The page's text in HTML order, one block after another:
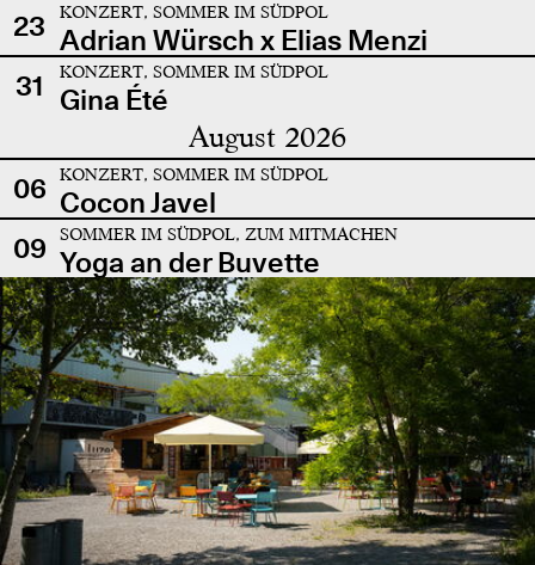
23
KONZERT, SOMMER IM SÜDPOL
Adrian Würsch x Elias Menzi
31
KONZERT, SOMMER IM SÜDPOL
Gina Été
August 2026
06 KONZERT, SOMMER IM SÜDPOL
Cocon Javel
09
SOMMER IM SÜDPOL, ZUM MITMACHEN
Yoga an der Buvette